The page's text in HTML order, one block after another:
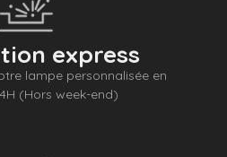
express
lampe personnalisée en
(Hors week-end)